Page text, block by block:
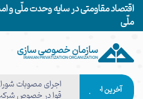
اقتصاد مقاومتی در سایه وحدت ملّی و
ملّی
سازمان خصوصی سازی
IRANIAN PRIVATIZATION ORGANIZATION
آخرین اخبار
اجرای مصوبات
قوا در خصوص